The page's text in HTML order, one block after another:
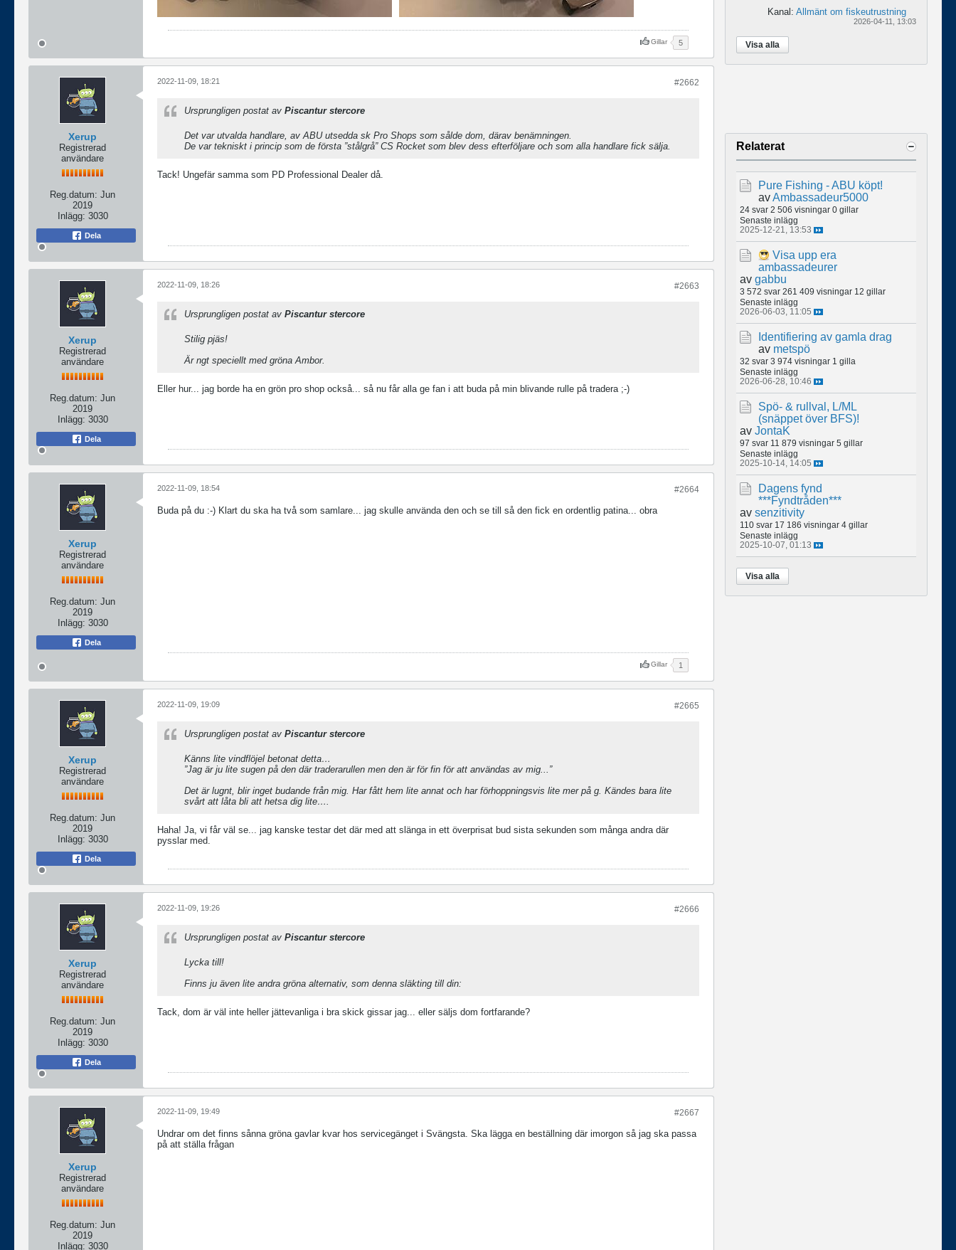
Gillar 5
Xerup
Registrerad
användare
Reg.datum: Jun
2019
Inlägg: 3030
Dela
#2662
2022-11-09, 18:21
Ursprungligen postat av Piscantur stercore
Det var utvalda handlare, av ABU utsedda sk Pro Shops som sålde dom, därav benämningen.
De var tekniskt i princip som de första ”stålgrå” CS Rocket som blev dess efterföljare och som alla handlare fick sälja.
Tack! Ungefär samma som PD Professional Dealer då.
Xerup
Registrerad
användare
Reg.datum: Jun
2019
Inlägg: 3030
Dela
#2663
2022-11-09, 18:26
Ursprungligen postat av Piscantur stercore
Stilig pjäs!
Är ngt speciellt med gröna Ambor.
Eller hur... jag borde ha en grön pro shop också... så nu får alla ge fan i att buda på min blivande rulle på tradera ;-)
Xerup
Registrerad
användare
Reg.datum: Jun
2019
Inlägg: 3030
Dela
#2664
2022-11-09, 18:54
Buda på du :-) Klart du ska ha två som samlare... jag skulle använda den och se till så den fick en ordentlig patina... obra
Gillar 1
Xerup
Registrerad
användare
Reg.datum: Jun
2019
Inlägg: 3030
Dela
#2665
2022-11-09, 19:09
Ursprungligen postat av Piscantur stercore
Känns lite vindflöjel betonat detta…
”Jag är ju lite sugen på den där traderarullen men den är för fin för att användas av mig...”
Det är lugnt, blir inget budande från mig. Har fått hem lite annat och har förhoppningsvis lite mer på g. Kändes bara lite
svårt att låta bli att hetsa dig lite….
Haha! Ja, vi får väl se... jag kanske testar det där med att slänga in ett överprisat bud sista sekunden som många andra där
pysslar med.
Xerup
Registrerad
användare
Reg.datum: Jun
2019
Inlägg: 3030
Dela
#2666
2022-11-09, 19:26
Ursprungligen postat av Piscantur stercore
Lycka till!
Finns ju även lite andra gröna alternativ, som denna släkting till din:
Tack, dom är väl inte heller jättevanliga i bra skick gissar jag... eller säljs dom fortfarande?
Xerup
Registrerad
användare
Reg.datum: Jun
2019
Inlägg: 3030
#2667
2022-11-09, 19:49
Undrar om det finns sånna gröna gavlar kvar hos servicegänget i Svängsta. Ska lägga en beställning där imorgon så jag ska passa
på att ställa frågan
Kanal: Allmänt om fiskeutrustning
2026-04-11, 13:03
Visa alla
Relaterat
Pure Fishing - ABU köpt!
avAmbassadeur5000
24 svar 2 506 visningar 0 gillar
Senaste inlägg
2025-12-21, 13:53
Visa upp era
ambassadeurer
av gabbu
3 572 svar 261 409 visningar 12 gillar
Senaste inlägg
2026-06-03, 11:05
Identifiering av gamla drag
av metspö
32 svar 3 974 visningar 1 gilla
Senaste inlägg
2026-06-28, 10:46
Spö- & rullval, L/ML
(snäppet över BFS)!
av JontaK
97 svar 11 879 visningar 5 gillar
Senaste inlägg
2025-10-14, 14:05
Dagens fynd
***Fyndtråden***
av senzitivity
110 svar 17 186 visningar 4 gillar
Senaste inlägg
2025-10-07, 01:13
Visa alla